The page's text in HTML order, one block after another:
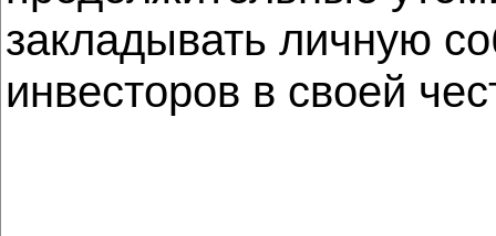
закладывать личную
инвесторов в своей